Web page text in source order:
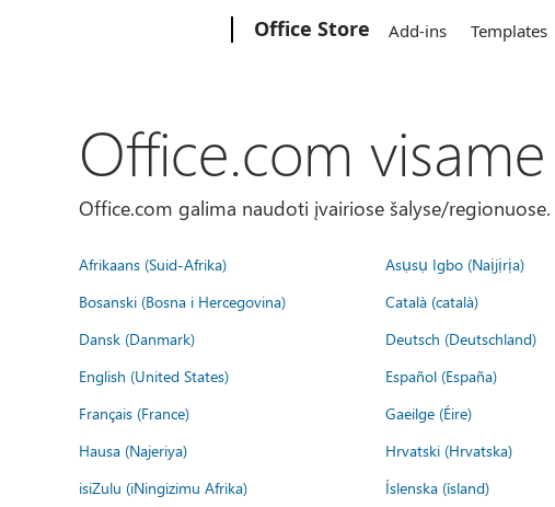
Office Store Add-ins Templates
Office.com
Office.com galima naudoti įvairiose šalyse/
Afrikaans (Suid-Afrika) Asụsụ Igbo (Naịjịrịa)
Bosanski (Bosna i Hercegovina)
Català (català)
Dansk (Danmark)
Deutsch (Deutschland)
English (United States)
Español (España)
Français (France)
Gaeilge (Éire)
Hausa (Najeriya)
Hrvatski (Hrvatska)
isiZulu (iNingizimu Afrika)
Íslenska (ísland)